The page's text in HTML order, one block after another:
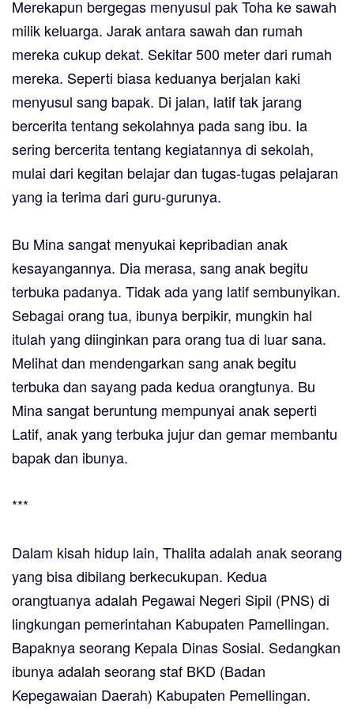
Merekapun bergegas menyusul pak Toha ke sawah
milik keluarga. Jarak antara sawah dan rumah
mereka cukup dekat. Sekitar 500 meter dari rumah
mereka. Seperti biasa keduanya berjalan kaki
menyusul sang bapak. Di jalan, latif tak jarang
bercerita tentang sekolahnya pada sang ibu. Ia
sering bercerita tentang kegiatannya di sekolah,
mulai dari kegitan belajar dan tugas-tugas pelajaran
yang ia terima dari guru-gurunya.
Bu Mina sangat menyukai kepribadian anak
kesayangannya. Dia merasa, sang anak begitu
terbuka padanya. Tidak ada yang latif sembunyikan.
Sebagai orang tua, ibunya berpikir, mungkin hal
itulah yang diinginkan para orang tua di luar sana.
Melihat dan mendengarkan sang anak begitu
terbuka dan sayang pada kedua orangtunya. Bu
Mina sangat beruntung mempunyai anak seperti
Latif, anak yang terbuka jujur dan gemar membantu
bapak dan ibunya.
***
Dalam kisah hidup lain, Thalita adalah anak seorang
yang bisa dibilang berkecukupan. Kedua
orangtuanya adalah Pegawai Negeri Sipil (PNS) di
lingkungan pemerintahan Kabupaten Pamellingan.
Bapaknya seorang Kepala Dinas Sosial. Sedangkan
ibunya adalah seorang staf BKD (Badan
Kepegawaian Daerah) Kabupaten Pemellingan.